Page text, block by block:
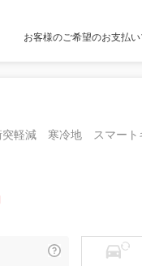
お客様のご希望のお支払